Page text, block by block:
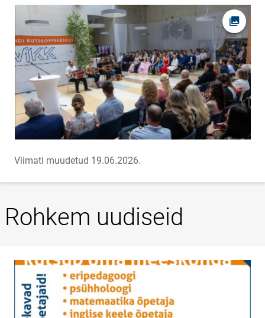
Ava
Viimati muudetud 19.06.2026.
Rohkem uudiseid